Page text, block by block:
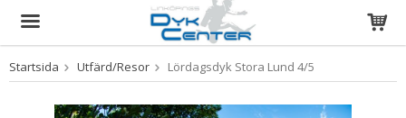
Produkten har blivit tillagd i varukorgen
Startsida Utfärd/Resor Lördagsdyk Stora Lund 4/5